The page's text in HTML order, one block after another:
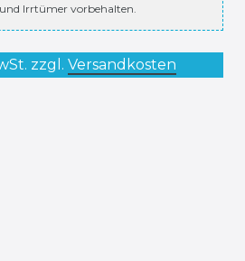
Irrtümer vorbehalten.
zzgl. Versandkosten